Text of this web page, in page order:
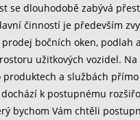
se dlouhodobě zabývá
činností je především
bočních oken, podlah
užitkových vozidel.
produktech a službách
k postupnému
bychom Vám chtěli